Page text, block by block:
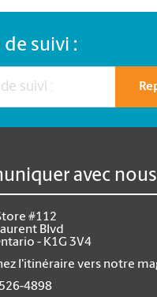
suivi :
avec nous
#112
Blvd
- K1G 3V4
l'itinéraire vers notre
4898